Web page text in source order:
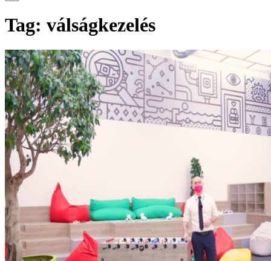
Tag: válságkezelés